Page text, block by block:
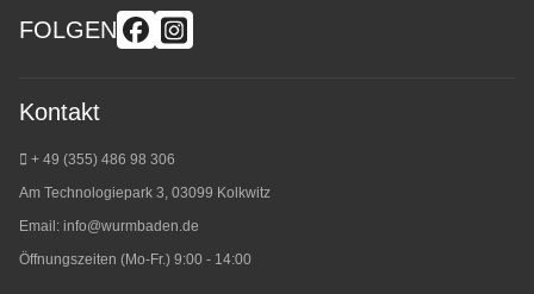
FOLGEN
Kontakt
+ 49 (355) 486 98 306
Am Technologiepark 3, 03099 Kolkwitz
Email: info@wurmbaden.de
Öffnungszeiten (Mo-Fr.) 9:00 - 14:00